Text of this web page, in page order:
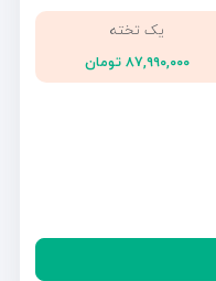
یک تخته
۸۷,۹۹۰,۰۰۰ تومان